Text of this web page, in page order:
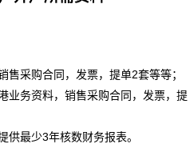
售采购合同，发票，提单2套等等；
业务资料，销售采购合同，发票，提
供最少3年核数财务报表。